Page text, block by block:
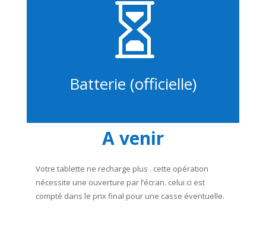

Batterie (officielle)
A venir
Votre tablette ne recharge plus . cette opération
nécessite une ouverture par l’écran. celui ci est
compté dans le prix final pour une casse éventuelle.